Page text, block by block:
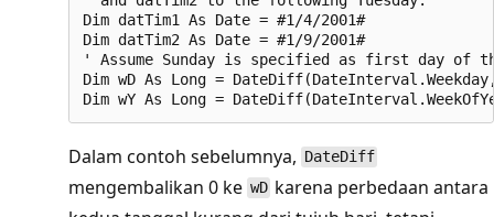
Dim datTim1 As Date = #1/4/2001#
Dim datTim2 As Date = #1/9/2001#
' Assume Sunday is specified as first day of
Dim wD As Long =
Dalam contoh sebelumnya, DateDiff
mengembalikan 0 ke wD karena perbedaan antara